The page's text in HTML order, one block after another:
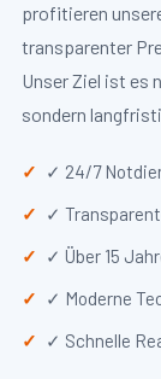
profitieren
transparenter
Unser Ziel ist es
sondern
✓ 24/7
✓
✓ Über 15
✓ Moderne
✓ Schnelle